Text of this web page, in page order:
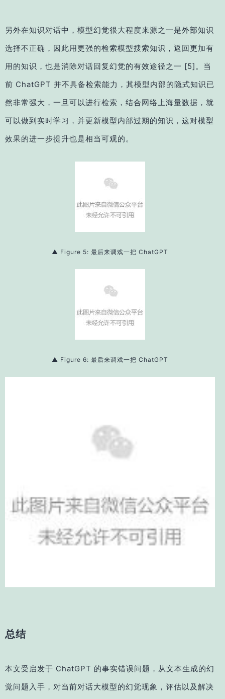
另外在知识对话中，模型幻觉很大程度来源之一是外部知识
选择不正确，因此用更强的检索模型搜索知识，返回更加有
用的知识，也是消除对话回复幻觉的有效途径之一 [5]。当
前 ChatGPT 并不具备检索能力，其模型内部的隐式知识已
然非常强大，一旦可以进行检索，结合网络上海量数据，就
可以做到实时学习，并更新模型内部过期的知识，这对模型
效果的进一步提升也是相当可观的。
▲ Figure 5: 最后来调戏一把 ChatGPT
▲ Figure 6: 最后来调戏一把 ChatGPT
总结
本文受启发于 ChatGPT 的事实错误问题，从文本生成的幻
觉问题入手，对当前对话大模型的幻觉现象，评估以及解决